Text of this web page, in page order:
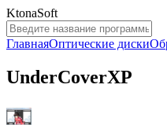
KtonaSoft
ГлавнаяОптические диски
UnderCoverXP